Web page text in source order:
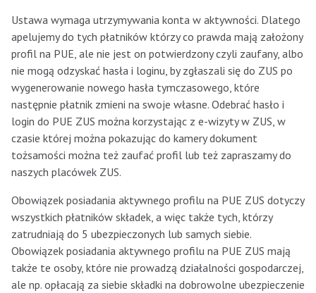
Ustawa wymaga utrzymywania konta w aktywności. Dlatego
apelujemy do tych płatników którzy co prawda mają założony
profil na PUE, ale nie jest on potwierdzony czyli zaufany, albo
nie mogą odzyskać hasła i loginu, by zgłaszali się do ZUS po
wygenerowanie nowego hasła tymczasowego, które
następnie płatnik zmieni na swoje własne. Odebrać hasło i
login do PUE ZUS można korzystając z e-wizyty w ZUS, w
czasie której można pokazując do kamery dokument
tożsamości można też zaufać profil lub też zapraszamy do
naszych placówek ZUS.
Obowiązek posiadania aktywnego profilu na PUE ZUS dotyczy
wszystkich płatników składek, a więc także tych, którzy
zatrudniają do 5 ubezpieczonych lub samych siebie.
Obowiązek posiadania aktywnego profilu na PUE ZUS mają
także te osoby, które nie prowadzą działalności gospodarczej,
ale np. opłacają za siebie składki na dobrowolne ubezpieczenie